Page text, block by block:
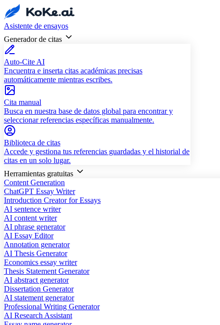
Asistente de ensayos
Generador de citas
Auto-Cite AI
Encuentra e inserta citas académicas precisas
automáticamente mientras escribes.
Cita manual
Busca en nuestra base de datos global para encontrar y
seleccionar referencias específicas manualmente.
Biblioteca de citas
Accede y gestiona tus referencias guardadas y el historial de
citas en un solo lugar.
Herramientas gratuitas
Content Generation
ChatGPT Essay Writer
Introduction Creator for Essays
AI sentence writer
AI content writer
AI phrase generator
AI Essay Editor
Annotation generator
AI Thesis Generator
Economics essay writer
Thesis Statement Generator
AI abstract generator
Dissertation Generator
AI statement generator
Professional Writing Generator
AI Research Assistant